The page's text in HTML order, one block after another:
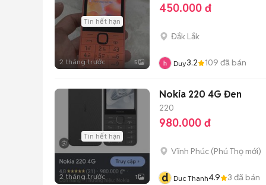
Tin hết hạn
2 tháng trước 5
450.000 đ
Đắk Lắk
Duy3.2 109 đã bán
Tin hết hạn
2 tháng trước 1
Nokia 220 4G Đen
220
980.000 đ
Vĩnh Phúc (Phú Thọ mới)
d Duc Thanh4.9 3 đã bán